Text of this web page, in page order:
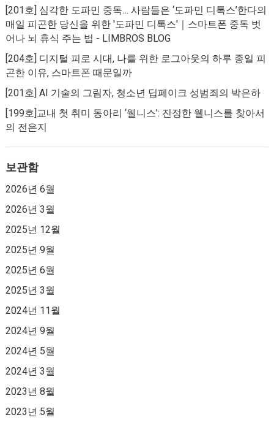
[201호] 심각한 도파민 중독… 사람들은 ‘도파민 디톡스’한다의
매일 피곤한 당신을 위한 '도파민 디톡스'｜스마트폰 중독 벗
어나 뇌 휴식 주는 법 - LIMBROS BLOG
[204호] 디지털 피로 시대, 나를 위한 로그아웃의 하루 종일 피
곤한 이유, 스마트폰 때문일까
[201호] AI 기술의 그림자, 청소년 딥페이크 성범죄의 박은하
[199호]교내 첫 취미 동아리 ‘웰니스’: 진정한 웰니스를 찾아서
의 전은지
보관함
2026년 6월
2026년 3월
2025년 12월
2025년 9월
2025년 6월
2025년 3월
2024년 11월
2024년 9월
2024년 5월
2024년 3월
2023년 8월
2023년 5월